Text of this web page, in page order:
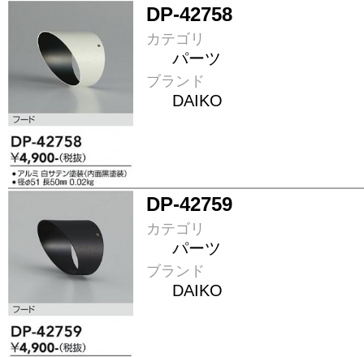
DP-42758
カテゴリ
パーツ
ブランド
DAIKO
DP-42759
カテゴリ
パーツ
ブランド
DAIKO